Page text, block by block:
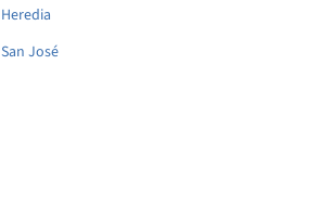
José